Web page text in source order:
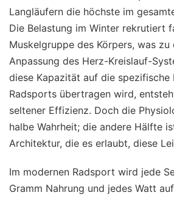
Langläufern die höchste im
Die Belastung im Winter rekrutiert
Muskelgruppe des Körpers, was zu
Anpassung des Herz-Kreislauf-
diese Kapazität auf die spezifische
Radsports übertragen wird,
seltener Effizienz. Doch die
halbe Wahrheit; die andere Hälfte
Architektur, die es erlaubt, diese
Im modernen Radsport wird jede
Gramm Nahrung und jedes Watt